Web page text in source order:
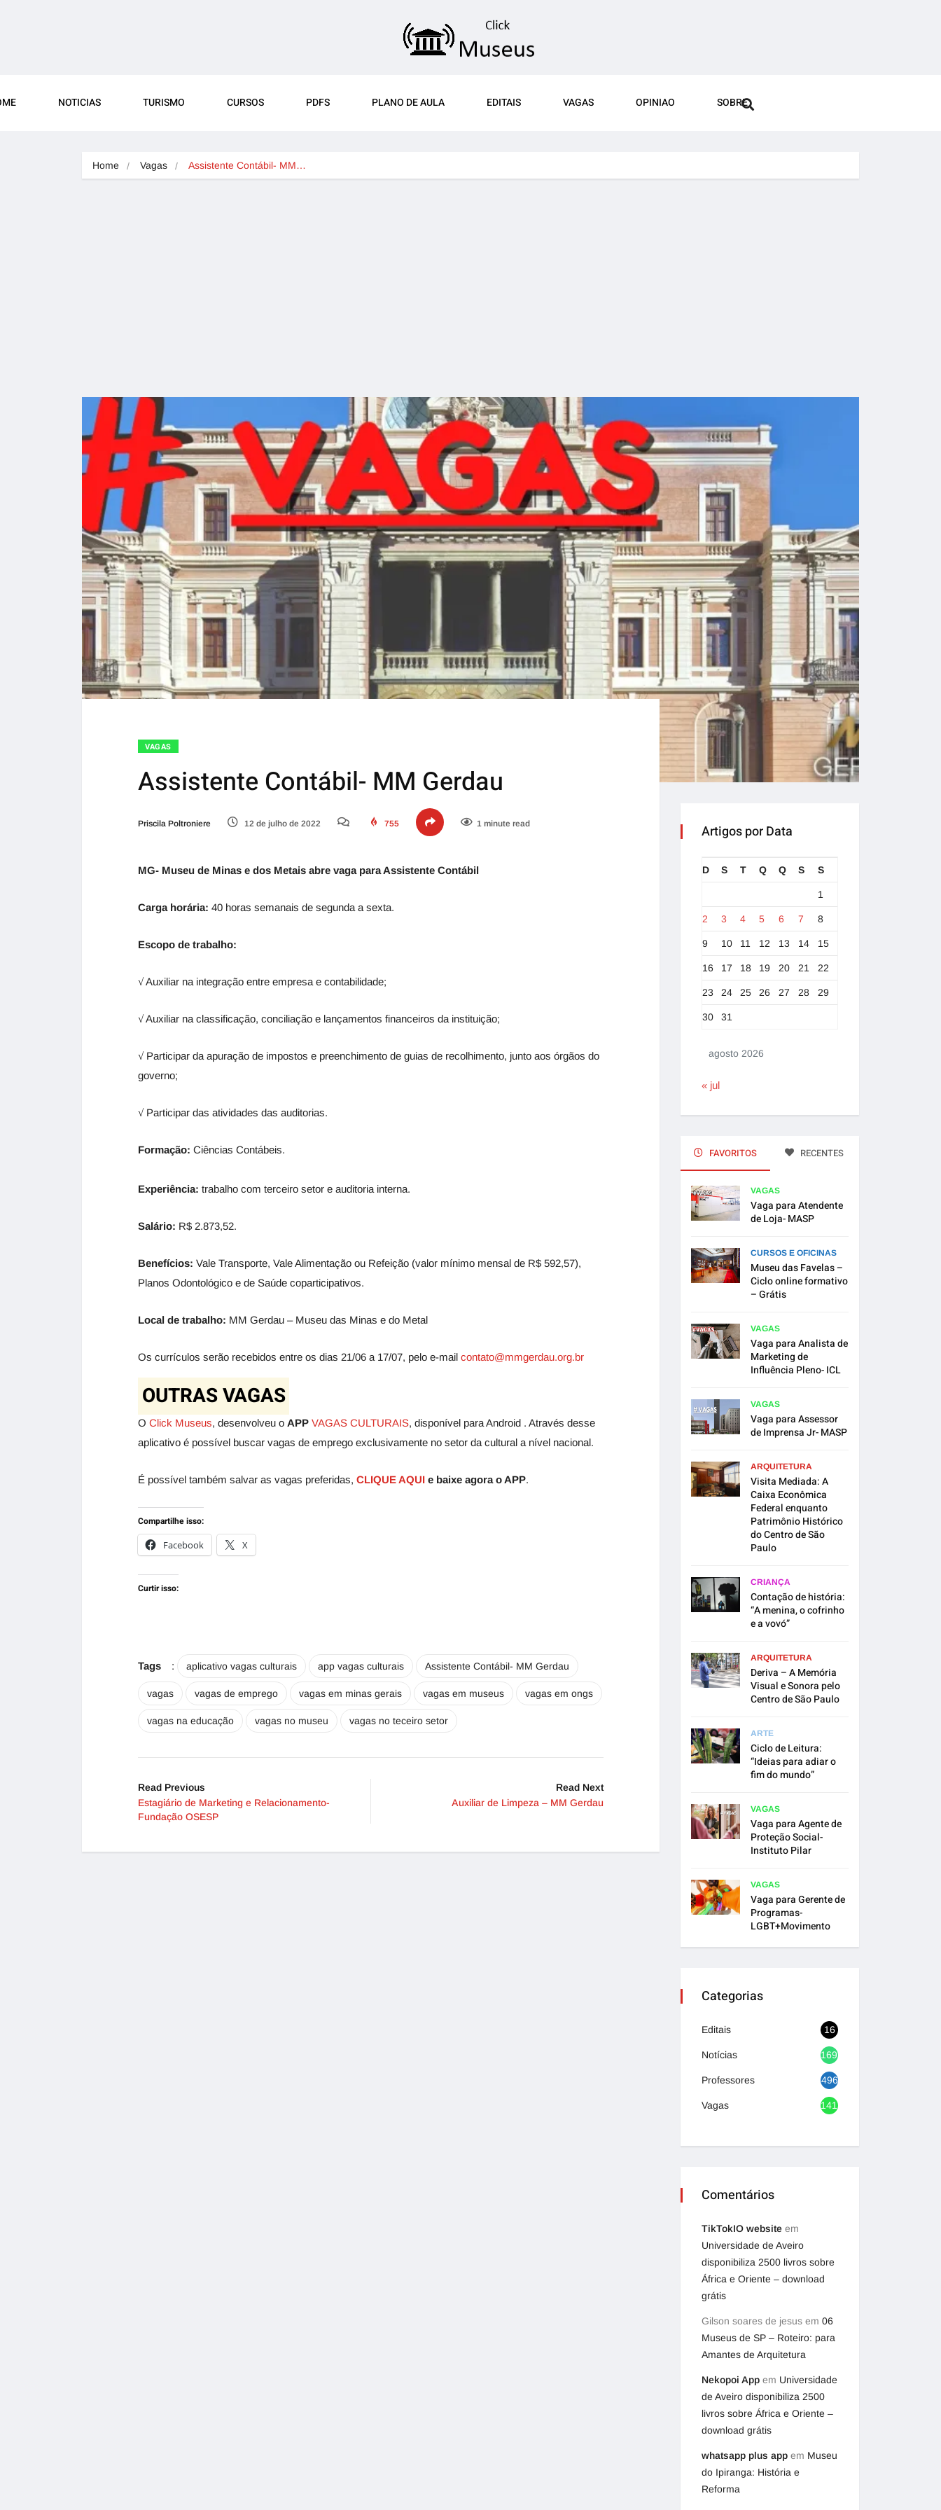
NOTICIAS TURISMO CURSOS PDFS PLANO DE AULA EDITAIS VAGAS OPINIAO SOBRE
Home Vagas Assistente Contábil- MM…
VAGAS
Assistente Contábil- MM Gerdau
Priscila Poltroniere 12 de julho de 2022 755 1 minute read
MG- Museu de Minas e dos Metais abre vaga para Assistente Contábil
Carga horária: 40 horas semanais de segunda a sexta.
Escopo de trabalho:
√ Auxiliar na integração entre empresa e contabilidade;
√ Auxiliar na classificação, conciliação e lançamentos financeiros da instituição;
√ Participar da apuração de impostos e preenchimento de guias de recolhimento, junto aos órgãos do
governo;
√ Participar das atividades das auditorias.
Formação: Ciências Contábeis.
Experiência: trabalho com terceiro setor e auditoria interna.
Salário: R$ 2.873,52.
Benefícios: Vale Transporte, Vale Alimentação ou Refeição (valor mínimo mensal de R$ 592,57),
Planos Odontológico e de Saúde coparticipativos.
Local de trabalho: MM Gerdau – Museu das Minas e do Metal
Os currículos serão recebidos entre os dias 21/06 a 17/07, pelo e-mail contato@mmgerdau.org.br
OUTRAS VAGAS
O Click Museus, desenvolveu o APP VAGAS CULTURAIS, disponível para Android . Através desse
aplicativo é possível buscar vagas de emprego exclusivamente no setor da cultural a nível nacional.
É possível também salvar as vagas preferidas, CLIQUE AQUI e baixe agora o APP.
Compartilhe isso:
Facebook
X
Curtir isso:
Tags : aplicativo vagas culturais app vagas culturais Assistente Contábil- MM Gerdau
vagas vagas de emprego vagas em minas gerais vagas em museus vagas em ongs
vagas na educação vagas no museu vagas no teceiro setor
Read Previous
Estagiário de Marketing e Relacionamento-
Fundação OSESP
Read Next
Auxiliar de Limpeza – MM Gerdau
Artigos por Data
agosto 2026
D S T Q Q S S
1
2 3 4 5 6 7 8
9 10 11 12 13 14 15
16 17 18 19 20 21 22
23 24 25 26 27 28 29
30 31
« jul
FAVORITOS RECENTES
VAGAS
Vaga para Atendente
de Loja- MASP
CURSOS E OFICINAS
Museu das Favelas –
Ciclo online formativo
– Grátis
VAGAS
Vaga para Analista de
Marketing de
Influência Pleno- ICL
VAGAS
Vaga para Assessor
de Imprensa Jr- MASP
ARQUITETURA
Visita Mediada: A
Caixa Econômica
Federal enquanto
Patrimônio Histórico
do Centro de São
Paulo
CRIANÇA
Contação de história:
“A menina, o cofrinho
e a vovó”
ARQUITETURA
Deriva – A Memória
Visual e Sonora pelo
Centro de São Paulo
ARTE
Ciclo de Leitura:
“Ideias para adiar o
fim do mundo”
VAGAS
Vaga para Agente de
Proteção Social-
Instituto Pilar
VAGAS
Vaga para Gerente de
Programas-
LGBT+Movimento
Categorias
Editais 16
Notícias 1692
Professores 496
Vagas 1417
Comentários
TikTokIO website em
Universidade de Aveiro
disponibiliza 2500 livros sobre
África e Oriente – download
grátis
Gilson soares de jesus em 06
Museus de SP – Roteiro: para
Amantes de Arquitetura
Nekopoi App em Universidade
de Aveiro disponibiliza 2500
livros sobre África e Oriente –
download grátis
whatsapp plus app em Museu
do Ipiranga: História e
Reforma